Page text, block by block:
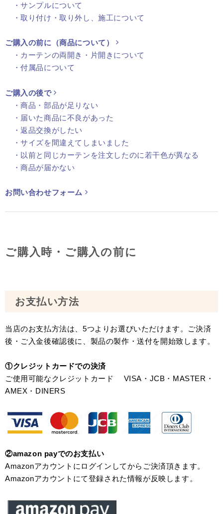
・サンプルについて
・取り付け・取り外し、施工について
ご購入の前に（商品について）
・カーテンの両開き・片開きについて
・付属品について
ご購入の後で
・商品・部品が足りない
・届いた商品に不良があった
・返品交換がしたい
・サイズを間違えてしまいました
・以前と同じカーテンを注文したのに若干色が異なる
・商品が届かない
お問い合わせフォーム
ご購入時・ご購入の前に
お支払い方法
当店のお支払方法は、5つよりお選びいただけます。ご決済
後・ご入金後確認後に、製品の製作・送付を開始致します。
①クレジットカードでの決済
ご使用可能なクレジットカード VISA・JCB・MASTER・
AMEX・DINERS
②amazon payでのお支払い
Amazonアカウントにログインしてからご決済頂きます。
Amazonアカウントにて登録された情報が反映します。